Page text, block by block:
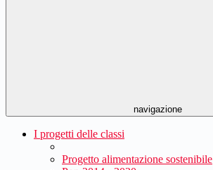
navigazione
I progetti delle classi
Progetto alimentazione sostenibile